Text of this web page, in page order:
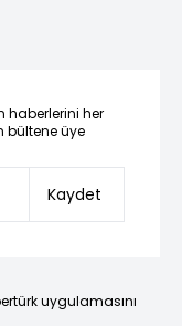
haberlerini her
bültene üye
Kaydet
uygulamasını